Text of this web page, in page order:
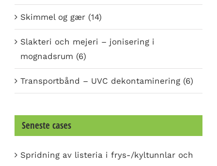
Skimmel og gær (14)
Slakteri och mejeri – jonisering i
mognadsrum (6)
Transportbånd – UVC dekontaminering (6)
Seneste cases
Spridning av listeria i frys-/kyltunnlar och